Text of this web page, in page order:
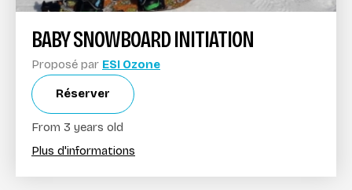
BABY SNOWBOARD INITIATION
Proposé par ESI Ozone
Réserver
From 3 years old
Plus d'informations